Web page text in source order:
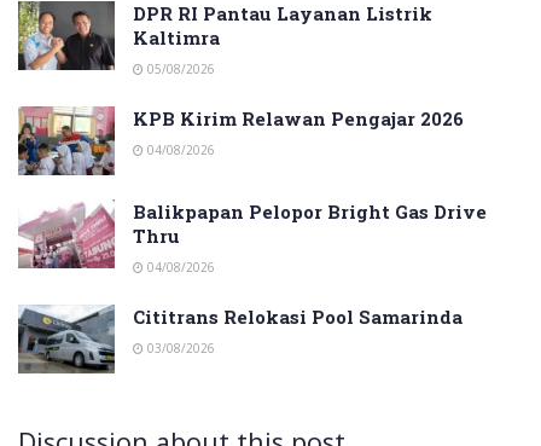
DPR RI Pantau Layanan Listrik
Kaltimra
05/08/2026
KPB Kirim Relawan Pengajar 2026
04/08/2026
Balikpapan Pelopor Bright Gas Drive
Thru
04/08/2026
Cititrans Relokasi Pool Samarinda
03/08/2026